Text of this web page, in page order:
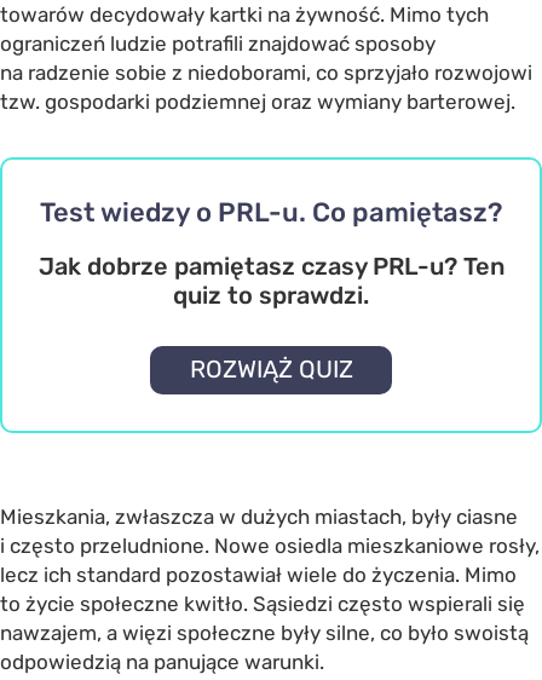
towarów decydowały kartki na żywność. Mimo tych
ograniczeń ludzie potrafili znajdować sposoby
na radzenie sobie z niedoborami, co sprzyjało rozwojowi
tzw. gospodarki podziemnej oraz wymiany barterowej.
Test wiedzy o PRL-u. Co pamiętasz?
Jak dobrze pamiętasz czasy PRL-u? Ten
quiz to sprawdzi.
ROZWIĄŻ QUIZ
Mieszkania, zwłaszcza w dużych miastach, były ciasne
i często przeludnione. Nowe osiedla mieszkaniowe rosły,
lecz ich standard pozostawiał wiele do życzenia. Mimo
to życie społeczne kwitło. Sąsiedzi często wspierali się
nawzajem, a więzi społeczne były silne, co było swoistą
odpowiedzią na panujące warunki.